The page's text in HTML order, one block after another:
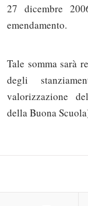
27 dicembre
emendamento.
Tale somma sarà
degli
valorizzazione
della Buona
Solo gli